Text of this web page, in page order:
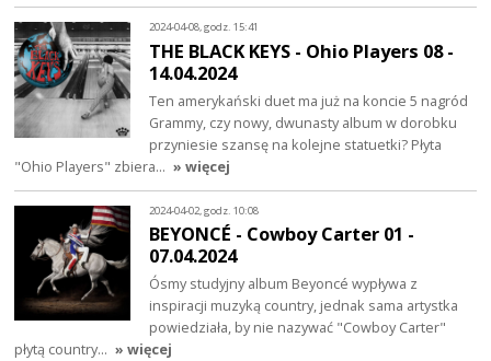
2024-04-08, godz. 15:41
THE BLACK KEYS - Ohio Players 08 -
14.04.2024
Ten amerykański duet ma już na koncie 5 nagród
Grammy, czy nowy, dwunasty album w dorobku
przyniesie szansę na kolejne statuetki? Płyta
"Ohio Players" zbiera… » więcej
2024-04-02, godz. 10:08
BEYONCÉ - Cowboy Carter 01 -
07.04.2024
Ósmy studyjny album Beyoncé wypływa z
inspiracji muzyką country, jednak sama artystka
powiedziała, by nie nazywać "Cowboy Carter"
płytą country… » więcej